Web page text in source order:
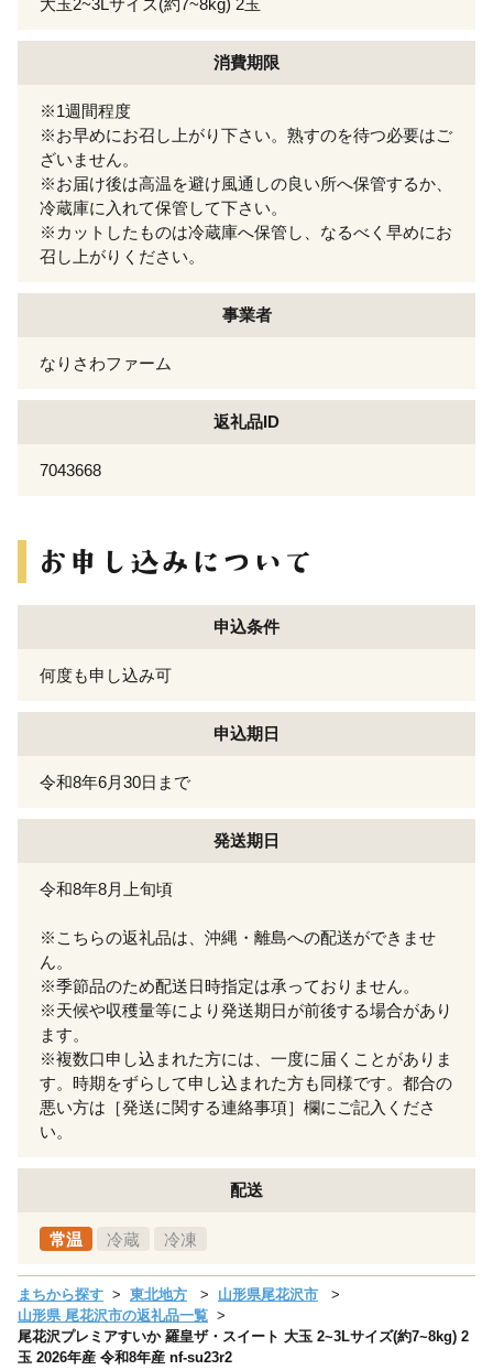
消費期限
※1週間程度
※お早めにお召し上がり下さい。熟すのを待つ必要はご
ざいません。
※お届け後は高温を避け風通しの良い所へ保管するか、
冷蔵庫に入れて保管して下さい。
※カットしたものは冷蔵庫へ保管し、なるべく早めにお
召し上がりください。
事業者
なりさわファーム
返礼品ID
7043668
申込条件
何度も申し込み可
申込期日
令和8年6月30日まで
発送期日
令和8年8月上旬頃
※こちらの返礼品は、沖縄・離島への配送ができませ
ん。
※季節品のため配送日時指定は承っておりません。
※天候や収穫量等により発送期日が前後する場合があり
ます。
※複数口申し込まれた方には、一度に届くことがありま
す。時期をずらして申し込まれた方も同様です。都合の
悪い方は［発送に関する連絡事項］欄にご記入くださ
い。
配送
常温 冷蔵 冷凍
まちから探す 東北地方
山形県尾花沢市
山形県 尾花沢市の返礼品一覧
尾花沢プレミアすいか 羅皇ザ・スイート 大玉 2~3Lサイズ(約7~8kg) 2
玉 2026年産 令和8年産 nf-su23r2